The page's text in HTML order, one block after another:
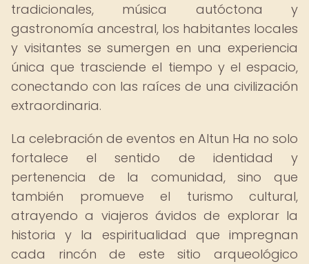
tradicionales, música autóctona y
gastronomía ancestral, los habitantes locales
y visitantes se sumergen en una experiencia
única que trasciende el tiempo y el espacio,
conectando con las raíces de una civilización
extraordinaria.
La celebración de eventos en Altun Ha no solo
fortalece el sentido de identidad y
pertenencia de la comunidad, sino que
también promueve el turismo cultural,
atrayendo a viajeros ávidos de explorar la
historia y la espiritualidad que impregnan
cada rincón de este sitio arqueológico